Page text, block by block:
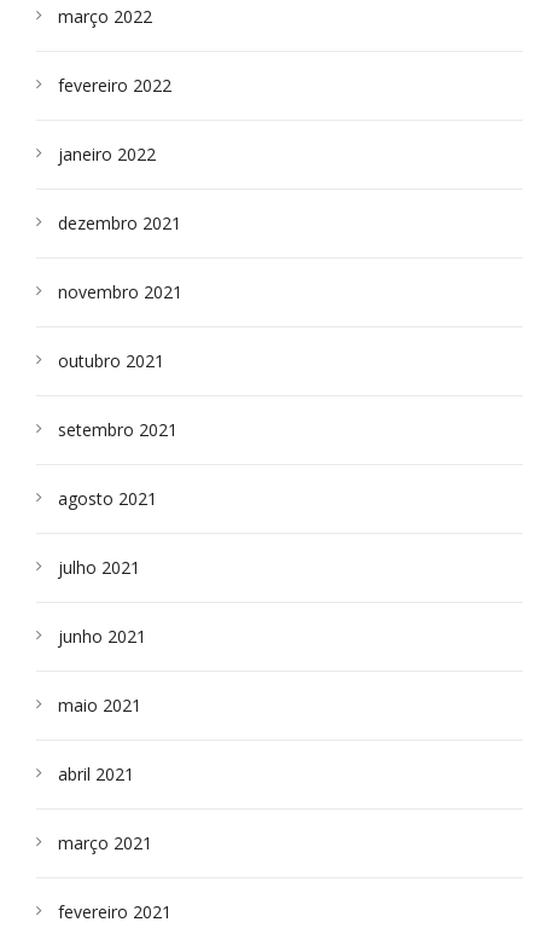
março 2022
fevereiro 2022
janeiro 2022
dezembro 2021
novembro 2021
outubro 2021
setembro 2021
agosto 2021
julho 2021
junho 2021
maio 2021
abril 2021
março 2021
fevereiro 2021